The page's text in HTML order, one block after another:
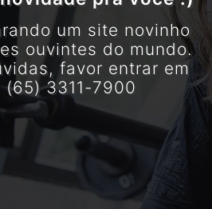
um site novinho
ouvintes do mundo.
favor entrar em
3311-7900